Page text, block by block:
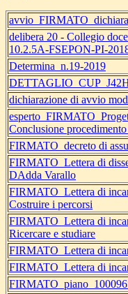
delibera 20 - Collegio
10.2.5A-FSEPON-PI-
Determina_n.19-2019
dichiarazione di avvio
Conclusione
FIRMATO_decreto di
FIRMATO_Lettera di
DAdda Varallo
FIRMATO_Lettera di
Costruire i percorsi
FIRMATO_Lettera di
Ricercare e studiare
FIRMATO_Lettera di
FIRMATO_Lettera di